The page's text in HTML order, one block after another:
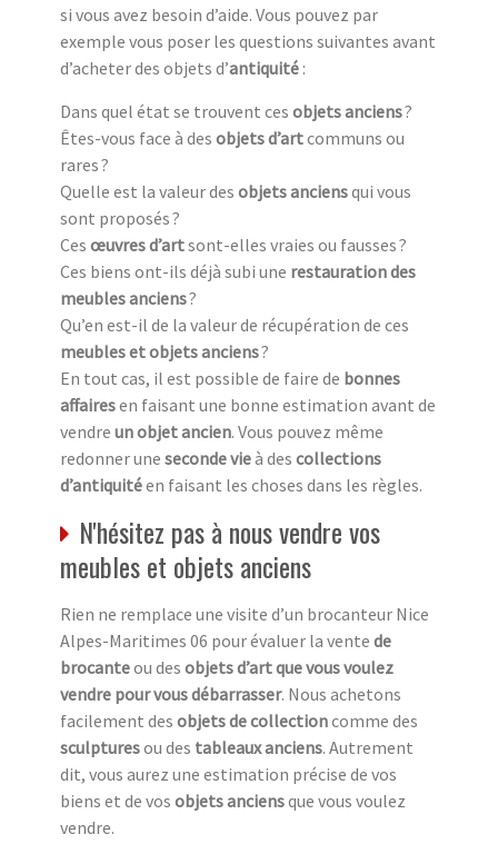
si vous avez besoin d’aide. Vous pouvez par
exemple vous poser les questions suivantes avant
d’acheter des objets d’antiquité :
Dans quel état se trouvent ces objets anciens?
Êtes-vous face à des objets d’artcommuns ou
rares ?
Quelle est la valeur des objets anciensqui vous
sont proposés ?
Ces œuvres d’artsont-elles vraies ou fausses ?
Ces biens ont-ils déjà subi une restauration des
meubles anciens?
Qu’en est-il de la valeur de récupération de ces
meubles et objets anciens?
En tout cas, il est possible de faire de bonnes
affairesen faisant une bonne estimation avant de
vendre un objet ancien. Vous pouvez même
redonner une seconde vieà des collections
d’antiquitéen faisant les choses dans les règles.
N'hésitez pas à nous vendre vos
meubles et objets anciens
Rien ne remplace une visite d’un brocanteur Nice
Alpes-Maritimes 06 pour évaluer la vente de
brocanteou des objets d’art que vous voulez
vendre pour vous débarrasser. Nous achetons
facilement des objets de collectioncomme des
sculpturesou des tableaux anciens. Autrement
dit, vous aurez une estimation précise de vos
biens et de vos objets anciensque vous voulez
vendre.